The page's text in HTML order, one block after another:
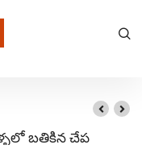
బతికిన చేప